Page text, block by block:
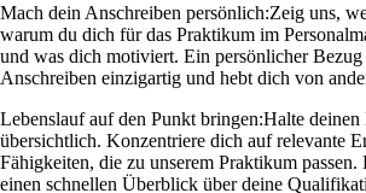
Mach dein Anschreiben persönlich:Zeig uns,
warum du dich für das Praktikum im
und was dich motiviert. Ein persönlicher Bezug
Anschreiben einzigartig und hebt dich von
Lebenslauf auf den Punkt bringen:Halte deinen
übersichtlich. Konzentriere dich auf relevante
Fähigkeiten, die zu unserem Praktikum
einen schnellen Überblick über deine